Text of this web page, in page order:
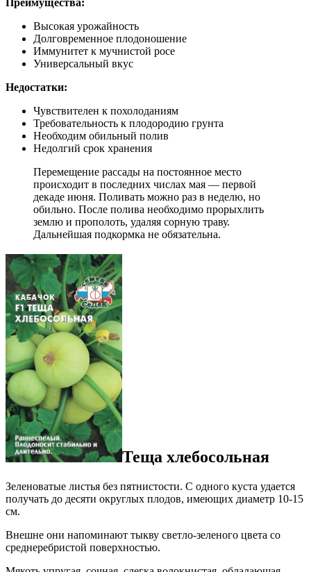
Высокая урожайность
Долговременное плодоношение
Иммунитет к мучнистой росе
Универсальный вкус
Недостатки:
Чувствителен к похолоданиям
Требовательность к плодородию грунта
Необходим обильный полив
Недолгий срок хранения
Перемещение рассады на постоянное место
происходит в последних числах мая — первой
декаде июня. Поливать можно раз в неделю, но
обильно. После полива необходимо прорыхлить
землю и прополоть, удаляя сорную траву.
Дальнейшая подкормка не обязательна.
Теща хлебосольная
Зеленоватые листья без пятнистости. С одного куста удается
получать до десяти округлых плодов, имеющих диаметр 10-15
см.
Внешне они напоминают тыкву светло-зеленого цвета со
среднеребристой поверхностью.